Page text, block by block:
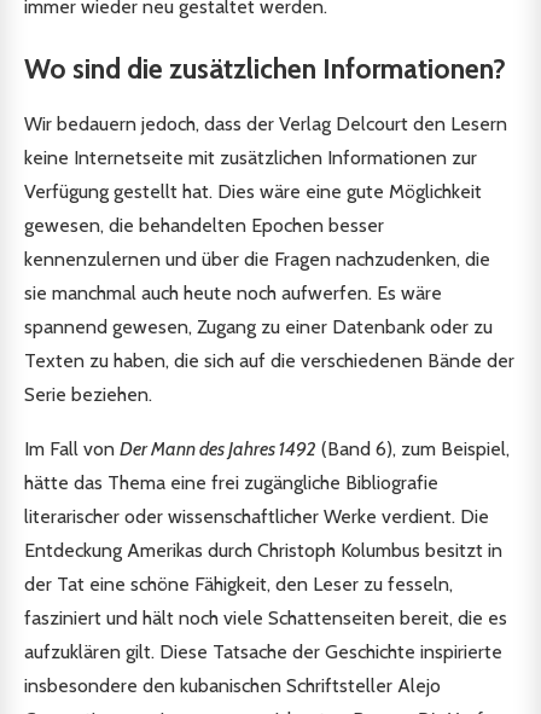
immer wieder neu gestaltet werden.
Wo sind die zusätzlichen Informationen?
Wir bedauern jedoch, dass der Verlag Delcourt den Lesern
keine Internetseite mit zusätzlichen Informationen zur
Verfügung gestellt hat. Dies wäre eine gute Möglichkeit
gewesen, die behandelten Epochen besser
kennenzulernen und über die Fragen nachzudenken, die
sie manchmal auch heute noch aufwerfen. Es wäre
spannend gewesen, Zugang zu einer Datenbank oder zu
Texten zu haben, die sich auf die verschiedenen Bände der
Serie beziehen.
Im Fall von Der Mann des Jahres 1492 (Band 6), zum Beispiel,
hätte das Thema eine frei zugängliche Bibliografie
literarischer oder wissenschaftlicher Werke verdient. Die
Entdeckung Amerikas durch Christoph Kolumbus besitzt in
der Tat eine schöne Fähigkeit, den Leser zu fesseln,
fasziniert und hält noch viele Schattenseiten bereit, die es
aufzuklären gilt. Diese Tatsache der Geschichte inspirierte
insbesondere den kubanischen Schriftsteller Alejo